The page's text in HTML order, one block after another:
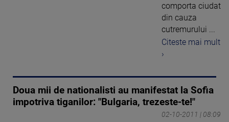
comporta ciudat
din cauza
cutremurului ...
Citeste mai mult
›
Doua mii de nationalisti au manifestat la Sofia
impotriva tiganilor: "Bulgaria, trezeste-te!"
02-10-2011 | 08:09